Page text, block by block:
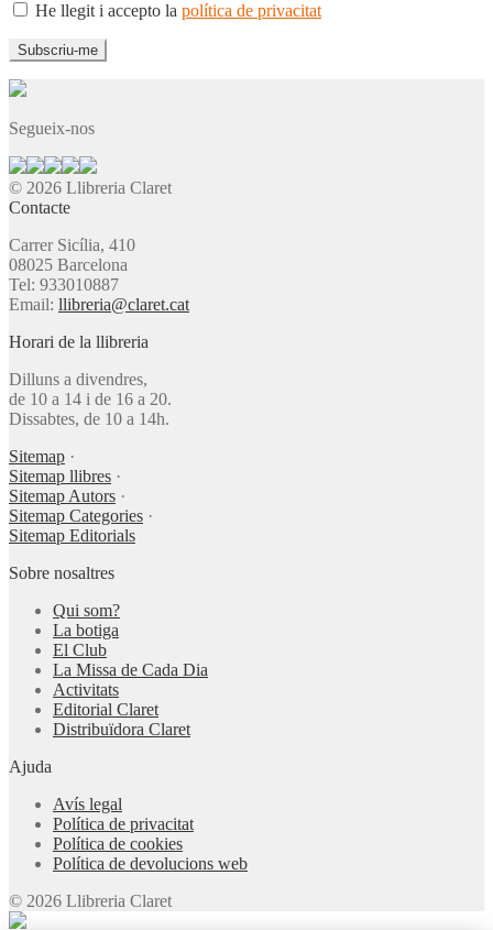
He llegit i accepto la política de privacitat
Segueix-nos
© 2026 Llibreria Claret
Contacte
Carrer Sicília, 410
08025 Barcelona
Tel: 933010887
Email: llibreria@claret.cat
Horari de la llibreria
Dilluns a divendres,
de 10 a 14 i de 16 a 20.
Dissabtes, de 10 a 14h.
Sitemap ·
Sitemap llibres ·
Sitemap Autors ·
Sitemap Categories ·
Sitemap Editorials
Sobre nosaltres
Qui som?
La botiga
El Club
La Missa de Cada Dia
Activitats
Editorial Claret
Distribuïdora Claret
Ajuda
Avís legal
Política de privacitat
Política de cookies
Política de devolucions web
© 2026 Llibreria Claret